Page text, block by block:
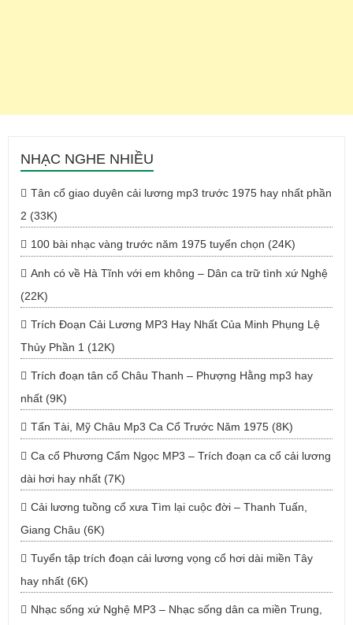
NHẠC NGHE NHIỀU
Tân cổ giao duyên cải lương mp3 trước 1975 hay nhất phần
2 (33K)
100 bài nhạc vàng trước năm 1975 tuyển chọn (24K)
Anh có về Hà Tĩnh với em không – Dân ca trữ tình xứ Nghệ
(22K)
Trích Đoạn Cải Lương MP3 Hay Nhất Của Minh Phụng Lệ
Thủy Phần 1 (12K)
Trích đoạn tân cổ Châu Thanh – Phượng Hằng mp3 hay
nhất (9K)
Tấn Tài, Mỹ Châu Mp3 Ca Cổ Trước Năm 1975 (8K)
Ca cổ Phương Cẩm Ngọc MP3 – Trích đoạn ca cổ cải lương
dài hơi hay nhất (7K)
Cải lương tuồng cổ xưa Tìm lại cuộc đời – Thanh Tuấn,
Giang Châu (6K)
Tuyển tập trích đoạn cải lương vọng cổ hơi dài miền Tây
hay nhất (6K)
Nhạc sống xứ Nghệ MP3 – Nhạc sống dân ca miền Trung,